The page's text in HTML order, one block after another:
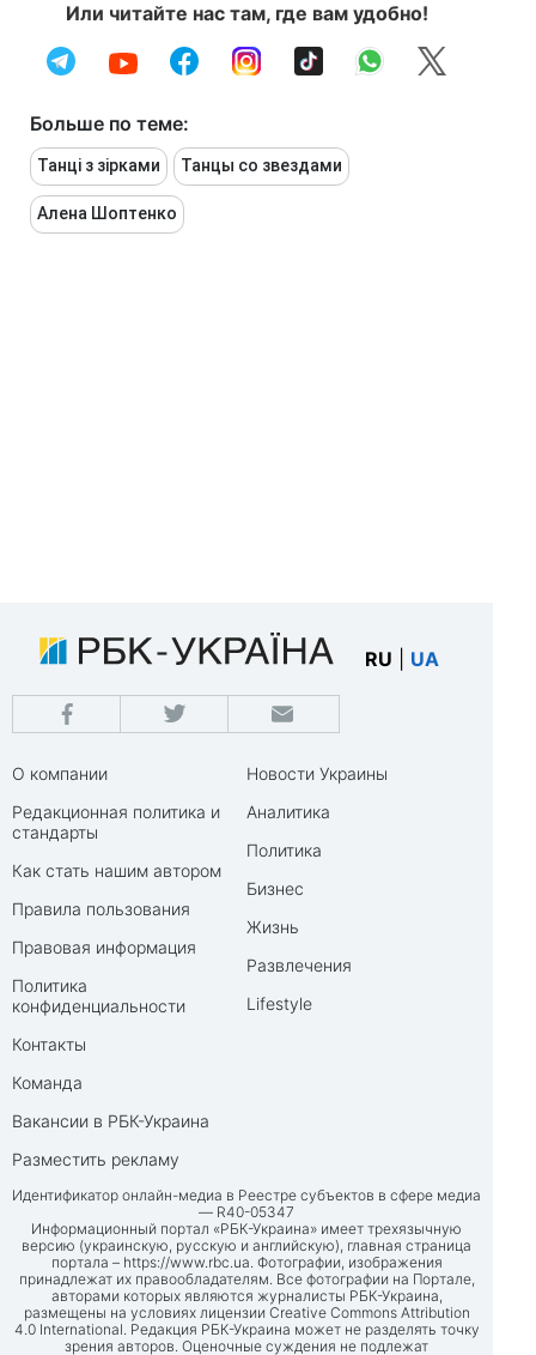
Или читайте нас там, где вам удобно!
Больше по теме:
Танці з зірками Танцы со звездами
Алена Шоптенко
RU UA
О компании
Редакционная политика и
стандарты
Как стать нашим автором
Правила пользования
Правовая информация
Политика
конфиденциальности
Контакты
Команда
Вакансии в РБК-Украина
Разместить рекламу
Новости Украины
Аналитика
Политика
Бизнес
Жизнь
Развлечения
Lifestyle
Идентификатор онлайн-медиа в Реестре субъектов в сфере медиа
— R40-05347
Информационный портал «РБК-Украина» имеет трехязычную
версию (украинскую, русскую и английскую), главная страница
портала – https://www.rbc.ua. Фотографии, изображения
принадлежат их правообладателям. Все фотографии на Портале,
авторами которых являются журналисты РБК-Украина,
размещены на условиях лицензии Creative Commons Attribution
4.0 International. Редакция РБК-Украина может не разделять точку
зрения авторов. Оценочные суждения не подлежат